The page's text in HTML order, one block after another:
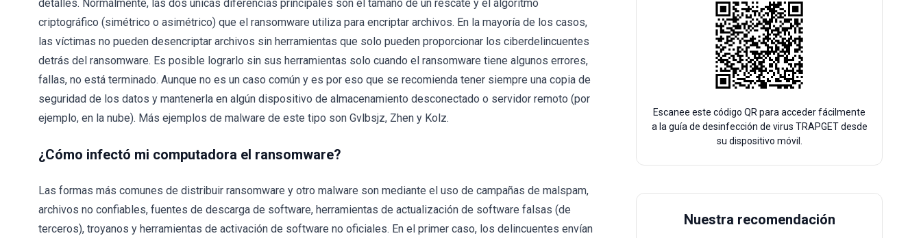
detalles. Normalmente, las dos únicas diferencias principales son el tamaño de un rescate y el algoritmo
criptográfico (simétrico o asimétrico) que el ransomware utiliza para encriptar archivos. En la mayoría de los casos,
las víctimas no pueden desencriptar archivos sin herramientas que solo pueden proporcionar los ciberdelincuentes
detrás del ransomware. Es posible lograrlo sin sus herramientas solo cuando el ransomware tiene algunos errores,
fallas, no está terminado. Aunque no es un caso común y es por eso que se recomienda tener siempre una copia de
seguridad de los datos y mantenerla en algún dispositivo de almacenamiento desconectado o servidor remoto (por
ejemplo, en la nube). Más ejemplos de malware de este tipo son Gvlbsjz, Zhen y Kolz.
¿Cómo infectó mi computadora el ransomware?
Las formas más comunes de distribuir ransomware y otro malware son mediante el uso de campañas de malspam,
archivos no confiables, fuentes de descarga de software, herramientas de actualización de software falsas (de
terceros), troyanos y herramientas de activación de software no oficiales. En el primer caso, los delincuentes envían
Escanee este código QR para acceder fácilmente
a la guía de desinfección de virus TRAPGET desde
su dispositivo móvil.
Nuestra recomendación